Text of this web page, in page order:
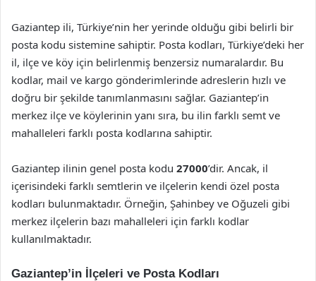
Gaziantep ili, Türkiye’nin her yerinde olduğu gibi belirli bir
posta kodu sistemine sahiptir. Posta kodları, Türkiye’deki her
il, ilçe ve köy için belirlenmiş benzersiz numaralardır. Bu
kodlar, mail ve kargo gönderimlerinde adreslerin hızlı ve
doğru bir şekilde tanımlanmasını sağlar. Gaziantep’in
merkez ilçe ve köylerinin yanı sıra, bu ilin farklı semt ve
mahalleleri farklı posta kodlarına sahiptir.
Gaziantep ilinin genel posta kodu 27000’dir. Ancak, il
içerisindeki farklı semtlerin ve ilçelerin kendi özel posta
kodları bulunmaktadır. Örneğin, Şahinbey ve Oğuzeli gibi
merkez ilçelerin bazı mahalleleri için farklı kodlar
kullanılmaktadır.
Gaziantep’in İlçeleri ve Posta Kodları